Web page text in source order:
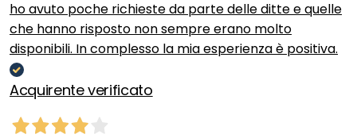
ho avuto poche richieste da parte delle ditte e quelle
che hanno risposto non sempre erano molto
disponibili. In complesso la mia esperienza è positiva.
Acquirente verificato